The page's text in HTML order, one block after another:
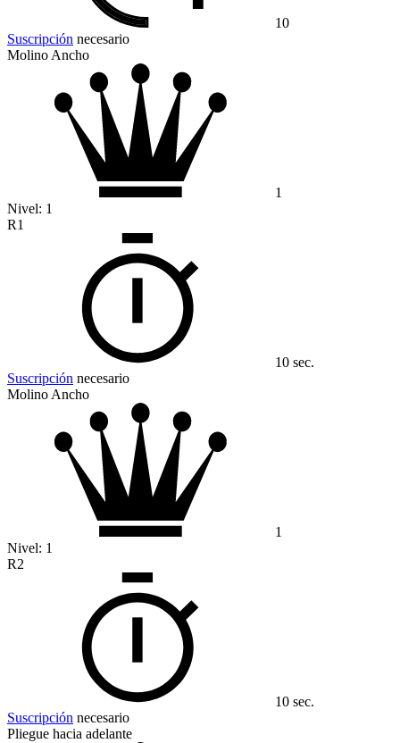
10
Suscripción necesario
Molino Ancho
1
Nivel: 1
R1
10 sec.
Suscripción necesario
Molino Ancho
1
Nivel: 1
R2
10 sec.
Suscripción necesario
Pliegue hacia adelante